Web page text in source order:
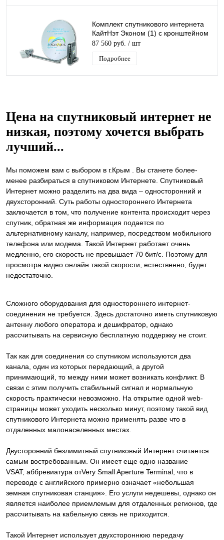
Комплект спутникового интернета
КайтНэт Эконом (1) с кронштейном
87 560 руб. / шт
Подробнее
Цена на спутниковый интернет не
низкая, поэтому хочется выбрать
лучший...
Мы поможем вам с выбором в г.Крым . Вы станете более-
менее разбираться в спутниковом Интернете. Спутниковый
Интернет можно разделить на два вида – односторонний и
двухсторонний. Суть работы одностороннего Интернета
заключается в том, что получение контента происходит через
спутник, обратная же информация подается по
альтернативному каналу, например, посредством мобильного
телефона или модема. Такой Интернет работает очень
медленно, его скорость не превышает 70 бит/с. Поэтому для
просмотра видео онлайн такой скорости, естественно, будет
недостаточно.
Сложного оборудования для одностороннего интернет-
соединения не требуется. Здесь достаточно иметь спутниковую
антенну любого оператора и дешифратор, однако
рассчитывать на сервисную бесплатную поддержку не стоит.
Так как для соединения со спутником используются два
канала, один из которых передающий, а другой
принимающий, то между ними может возникать конфликт. В
связи с этим получить стабильный сигнал и нормальную
скорость практически невозможно. На открытие одной web-
страницы может уходить несколько минут, поэтому такой вид
спутникового Интернета можно применять разве что в
отдаленных малонаселенных местах.
Двусторонний безлимитный спутниковый Интернет считается
самым востребованным. Он имеет еще одно название
VSAT, аббревиатура отVery Small Aperture Terminal, что в
переводе с английского примерно означает «небольшая
земная спутниковая станция». Его услуги недешевы, однако он
является наиболее приемлемым для отдаленных регионов, где
рассчитывать на кабельную связь не приходится.
Такой Интернет использует двухстороннюю передачу